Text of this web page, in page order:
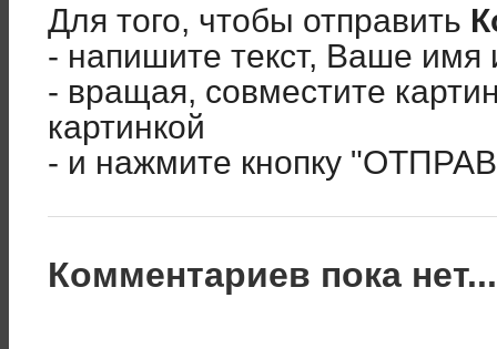
Для того, чтобы отправить
- напишите текст, Ваше имя
- вращая, совместите
картинкой
- и нажмите кнопку
Комментариев пока